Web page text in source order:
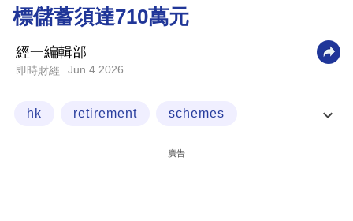
商
科
標儲蓄須達710萬元
經一編輯部
即時財經 Jun 4 2026
hk retirement schemes
廣告